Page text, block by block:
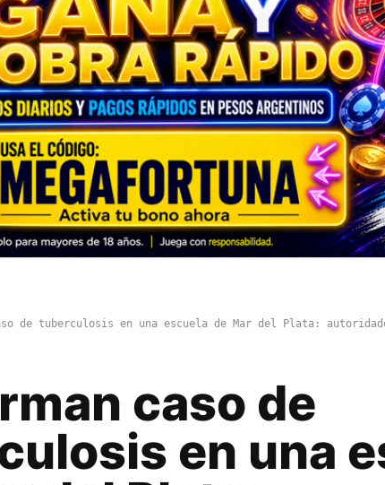
de tuberculosis en una escuela de Mar del Plata:
caso de
en una